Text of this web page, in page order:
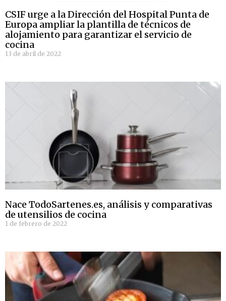
CSIF urge a la Dirección del Hospital Punta de
Europa ampliar la plantilla de técnicos de
alojamiento para garantizar el servicio de
cocina
13 de abril de 2022
Nace TodoSartenes.es, análisis y comparativas
de utensilios de cocina
1 de febrero de 2022